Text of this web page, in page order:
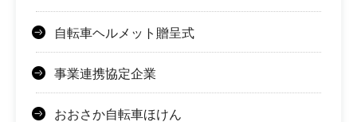
自転車ヘルメット贈呈式
事業連携協定企業
おおさか自転車ほけん